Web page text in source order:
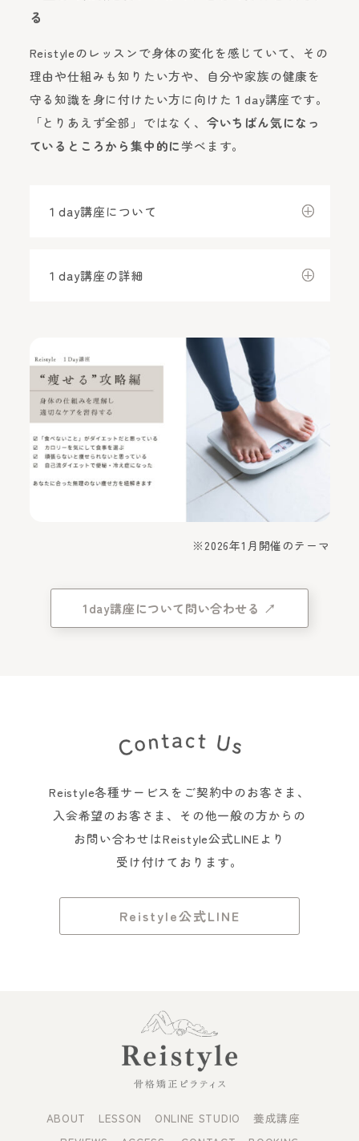
る
Reistyleのレッスンで身体の変化を感じていて、その
理由や仕組みも知りたい方や、自分や家族の健康を
守る知識を身に付けたい方に向けた１day講座です。
「とりあえず全部」ではなく、 今いちばん気になっ
ているところから集中的に学べます。
１day講座について
１day講座の詳細
※2026年1月開催のテーマ
1day講座について問い合わせる ↗︎
Reistyle各種サービスをご契約中のお客さま、
入会希望のお客さま、その他一般の方からの
お問い合わせはReistyle公式LINEより
受け付けております。
Reistyle公式LINE
ABOUT LESSON ONLINE STUDIO
養成講座